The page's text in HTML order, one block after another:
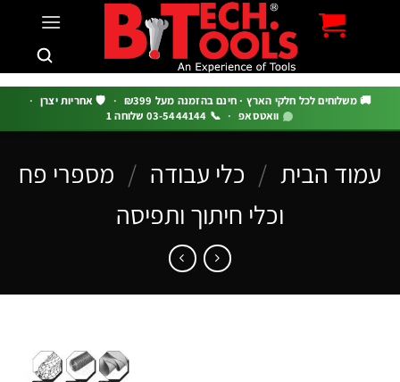
משלוחים לכל חלקי הארץ · חינם בהזמנה מעל ₪399 · 🛡️ אחריות יצרן ·
וואטסאפ · 📞 03-5444144 שלוחה 1
הבית / כלי עבודה /
מספרי פח
וכלי חיתוך ותפיסה